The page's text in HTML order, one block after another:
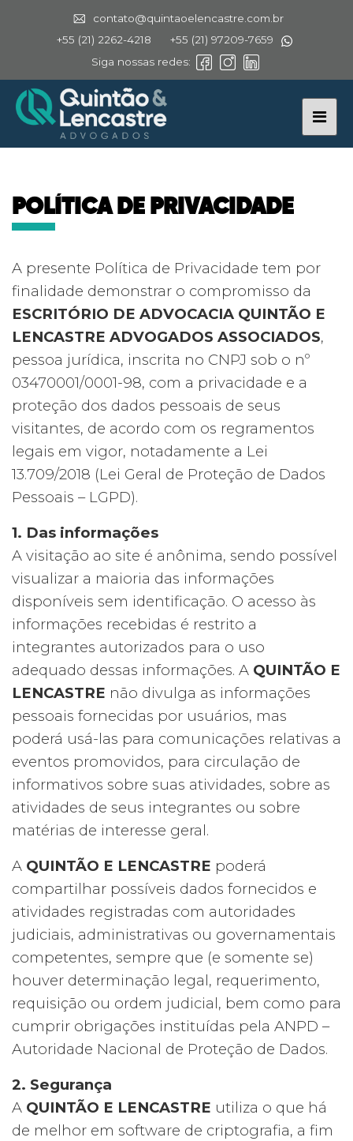
contato@quintaoelencastre.com.br
+55 (21) 2262-4218
+55 (21) 97209-7659
Siga nossas redes:
POLÍTICA DE PRIVACIDADE
A presente Política de Privacidade tem por
finalidade demonstrar o compromisso da
ESCRITÓRIO DE ADVOCACIA QUINTÃO E
LENCASTRE ADVOGADOS ASSOCIADOS,
pessoa jurídica, inscrita no CNPJ sob o nº
03470001/0001-98, com a privacidade e a
proteção dos dados pessoais de seus
visitantes, de acordo com os regramentos
legais em vigor, notadamente a Lei
13.709/2018 (Lei Geral de Proteção de Dados
Pessoais – LGPD).
1. Das informações
A visitação ao site é anônima, sendo possível
visualizar a maioria das informações
disponíveis sem identificação. O acesso às
informações recebidas é restrito a
integrantes autorizados para o uso
adequado dessas informações. A QUINTÃO E
LENCASTRE não divulga as informações
pessoais fornecidas por usuários, mas
poderá usá-las para comunicações relativas a
eventos promovidos, para circulação de
informativos sobre suas atividades, sobre as
atividades de seus integrantes ou sobre
matérias de interesse geral.
A QUINTÃO E LENCASTRE poderá
compartilhar possíveis dados fornecidos e
atividades registradas com autoridades
judiciais, administrativas ou governamentais
competentes, sempre que (e somente se)
houver determinação legal, requerimento,
requisição ou ordem judicial, bem como para
cumprir obrigações instituídas pela ANPD –
Autoridade Nacional de Proteção de Dados.
2. Segurança
A QUINTÃO E LENCASTRE utiliza o que há
de melhor em software de criptografia, a fim